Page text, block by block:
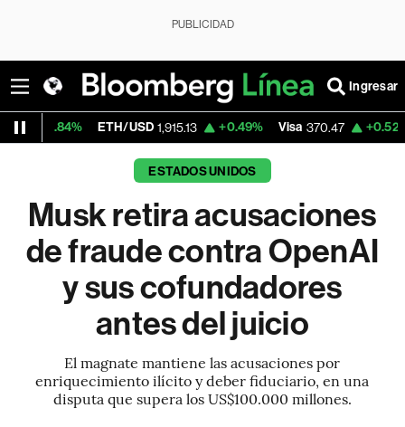
PUBLICIDAD
Ingresar
ETH/USD 1,915.13 +0.49% Visa 370.47 +0.52%
ESTADOS UNIDOS
Musk retira acusaciones
de fraude contra OpenAI
y sus cofundadores
antes del juicio
El magnate mantiene las acusaciones por
enriquecimiento ilícito y deber fiduciario, en una
disputa que supera los US$100.000 millones.